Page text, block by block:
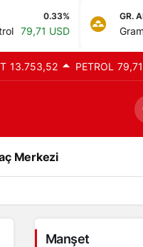
GR. ALTIN
Gram Altın 6.537,43
13.753,52 PETROL 79,71
Merkezi
Manşet